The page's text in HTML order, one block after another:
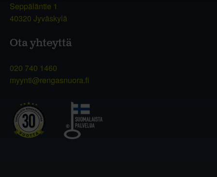
Seppäläntie 1
40320 Jyväskylä
Ota yhteyttä
020 740 1460
myynti@rengasnuora.fi